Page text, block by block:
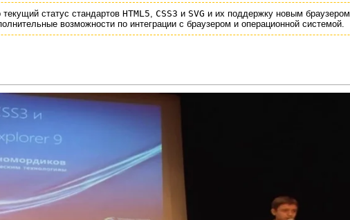
текущий статус стандартов HTML5 CSS3 и SVG и их поддержку новым браузером
возможности по интеграции с браузером и операционной системой.